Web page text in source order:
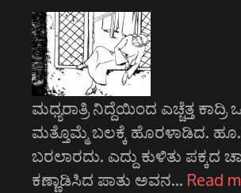
ಮಧ್ಯರಾತ್ರಿ ನಿದ್ದೆಯಿಂದ ಎಚ್ಚೆತ್ತ ಕಾದ್ರಿ
ಮತ್ತೊಮ್ಮೆ ಬಲಕ್ಕೆ ಹೊರಳಾಡಿದ.
ಬರಲಾರದು. ಎದ್ದು ಕುಳಿತು ಪಕ್ಕದ
ಕಣ್ಣಾಡಿಸಿದ ಪಾತು ಅವನ… Read